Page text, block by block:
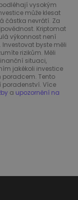
vysokým
může klesat
částka nevrátí. Za
Kriptomat
výkonnost není
byste měli
rizikům. Měli
situaci,
jakékoli investice
poradcem. Tento
poradenství. Více
a upozornění na